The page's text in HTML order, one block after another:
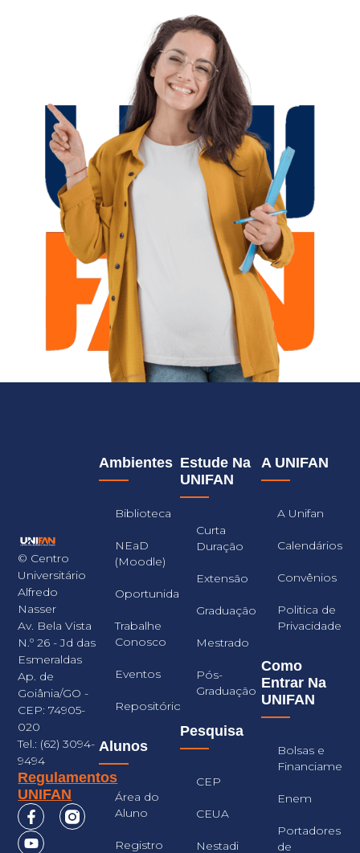
© Centro
Universitário
Alfredo
Nasser
Av. Bela Vista
N.º 26 - Jd das
Esmeraldas
Ap. de
Goiânia/GO -
CEP: 74905-
020
Tel.: (62) 3094-
9494
Regulamentos
UNIFAN
A UNIFAN
A Unifan
Calendários
Convênios
Politica de
Privacidade
Como
Entrar Na
UNIFAN
Bolsas e
Enem
Portadores
de
Estude Na
UNIFAN
Curta
Duração
Extensão
Graduação
Mestrado
Pós-
Graduação
Pesquisa
CEP
CEUA
Nestadi
Ambientes
Biblioteca
NEaD
(Moodle)
Oportunidades
Trabalhe
Conosco
Eventos
Repositório
Alunos
Área do
Aluno
Registro